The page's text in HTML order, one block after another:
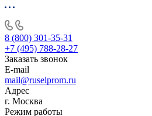
8 (800) 301-35-31
+7 (495) 788-28-27
Заказать звонок
E-mail
mail@ruselprom.ru
Адрес
г. Москва
Режим работы